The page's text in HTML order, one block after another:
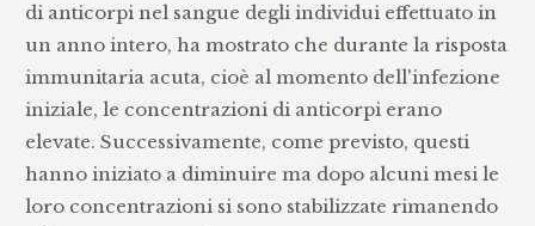
di anticorpi nel sangue degli individui effettuato in
un anno intero, ha mostrato che durante la risposta
immunitaria acuta, cioè al momento dell'infezione
iniziale, le concentrazioni di anticorpi erano
elevate. Successivamente, come previsto, questi
hanno iniziato a diminuire ma dopo alcuni mesi le
loro concentrazioni si sono stabilizzate rimanendo